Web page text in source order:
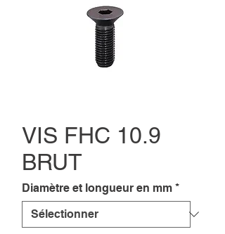
VIS FHC 10.9
BRUT
Diamètre et longueur en mm *